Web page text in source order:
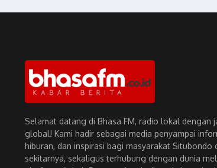
Selamat datang di Bhasa FM, radio lokal dengan
global! Kami hadir sebagai media penyampai
hiburan, dan inspirasi bagi masyarakat Situbondo
sekitarnya, sekaligus terhubung dengan dunia